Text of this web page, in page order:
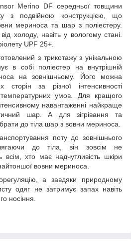
Merino DF середньої товщини
з подвійною конструкцією, що
мериноса та шар з поліестеру.
холоду, навіть у вологому стані.
UPF 25+.
з трикотажу з унікальною
в собі поліестер на внутрішній
на зовнішньому. Його можна
сторін за різної інтенсивності
умов. Для кращого
навантаженні найкраще
шар. А для зігрівання та
до тіла шар з вовни мериноса.
поту до зовнішнього
до тіла, він зовсім не
всім, хто має надчутливість шкіри
вовни мериноса.
а завдяки природному
одяг не затримує запах навіть
носіння.